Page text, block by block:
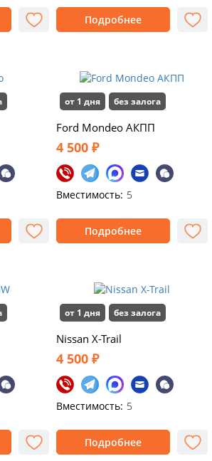
Подробнее
от 1 дня без залога
Ford Mondeo АКПП
4 500 ₽
Вместимость: 5
Подробнее
от 1 дня без залога
Nissan X-Trail
4 500 ₽
Вместимость: 5
Подробнее